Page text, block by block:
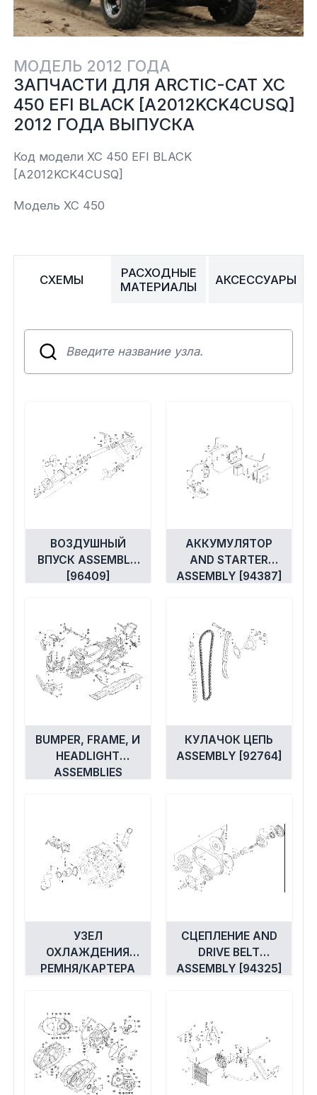
Yamaha
Салонные фильтры
Корпус,пластик
Подвеска
Ремни безопасности
Сиденья
Система привода
Снегоотвалы
Топливная система
Трансмиссия
Управление
Шины, диски, гусеницы
Экипировка и одежда
Электрика
Движители (гребные винты)
Якорное оборудование
Охлаждение
Kawasaki
МОДЕЛЬ 2012 ГОДА
ЗАПЧАСТИ ДЛЯ ARCTIC-CAT XC
450 EFI BLACK [A2012KCK4CUSQ]
2012 ГОДА ВЫПУСКА
Код модели XC 450 EFI BLACK
[A2012KCK4CUSQ]
Модель XC 450
СХЕМЫ
РАСХОДНЫЕ
МАТЕРИАЛЫ
АКСЕССУАРЫ
ВОЗДУШНЫЙ
ВПУСК ASSEMBLY
[96409]
АККУМУЛЯТОР
AND STARTER
ASSEMBLY [94387]
BUMPER, FRAME, И
HEADLIGHT
ASSEMBLIES
КУЛАЧОК ЦЕПЬ
ASSEMBLY [92764]
УЗЕЛ
ОХЛАЖДЕНИЯ
РЕМНЯ/КАРТЕРА
СЦЕПЛЕНИЕ AND
DRIVE BELT
ASSEMBLY [94325]